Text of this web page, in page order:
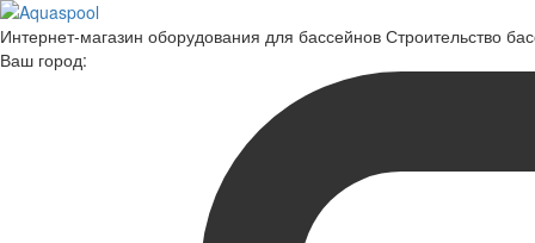
Интернет-магазин оборудования для бассейнов Строительство
Ваш город: